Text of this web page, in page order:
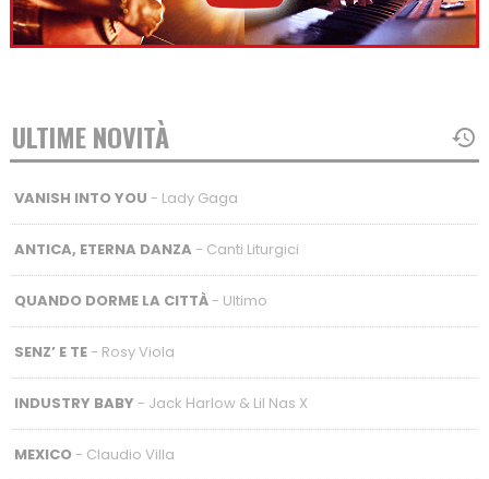
ULTIME NOVITÀ
VANISH INTO YOU - Lady Gaga
ANTICA, ETERNA DANZA - Canti Liturgici
QUANDO DORME LA CITTÀ- Ultimo
SENZ’ E TE- Rosy Viola
INDUSTRY BABY - Jack Harlow & Lil Nas X
MEXICO- Claudio Villa